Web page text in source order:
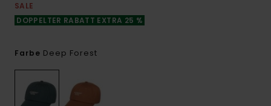
SALE
DOPPELTER RABATT EXTRA 25 %
Farbe Deep Forest